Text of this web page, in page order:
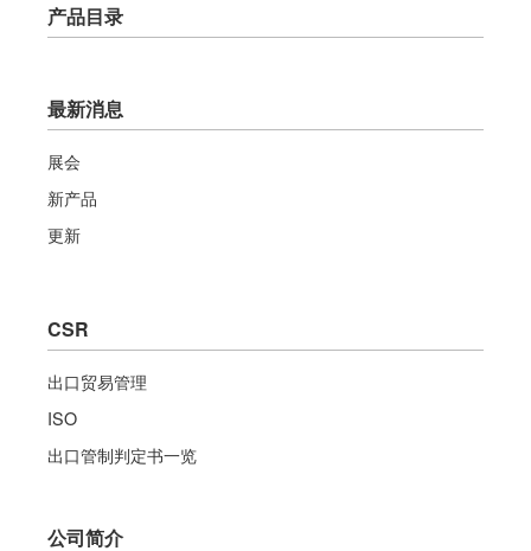
产品目录
最新消息
展会
新产品
更新
CSR
出口贸易管理
ISO
出口管制判定书一览
公司简介